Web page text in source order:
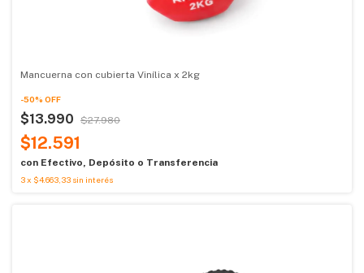
Mancuerna con cubierta Vinílica x 2kg
-50% OFF
$13.990 $27.980
$12.591
con Efectivo, Depósito o Transferencia
3x $4.663,33 sin interés